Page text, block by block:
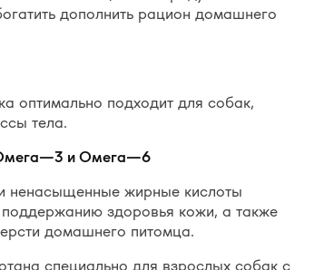
дополнить рацион домашнего
оптимально подходит для собак,
тела.
—3 и Омега—6
ненасыщенные жирные кислоты
здоровья кожи, а также
домашнего питомца.
специально для взрослых собак с